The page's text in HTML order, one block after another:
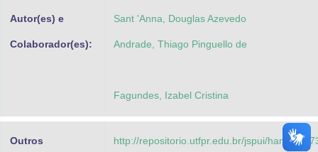
Autor(es) e
Colaborador(es):
Sant 'Anna, Douglas Azevedo
Andrade, Thiago Pinguello de
Fagundes, Izabel Cristina
Outros http://repositorio.utfpr.edu.br/jspui/handle/1/